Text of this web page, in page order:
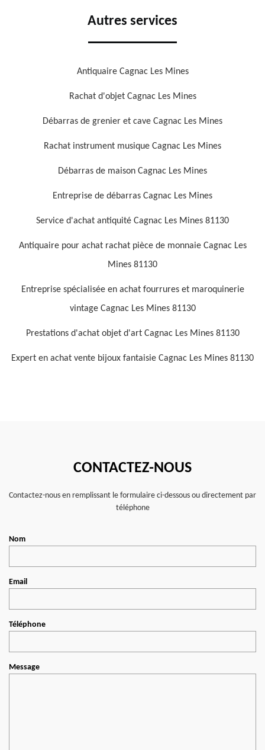
Autres services
Antiquaire Cagnac Les Mines
Rachat d'objet Cagnac Les Mines
Débarras de grenier et cave Cagnac Les Mines
Rachat instrument musique Cagnac Les Mines
Débarras de maison Cagnac Les Mines
Entreprise de débarras Cagnac Les Mines
Service d'achat antiquité Cagnac Les Mines 81130
Antiquaire pour achat rachat pièce de monnaie Cagnac Les
Mines 81130
Entreprise spécialisée en achat fourrures et maroquinerie
vintage Cagnac Les Mines 81130
Prestations d'achat objet d'art Cagnac Les Mines 81130
Expert en achat vente bijoux fantaisie Cagnac Les Mines 81130
CONTACTEZ-NOUS
Contactez-nous en remplissant le formulaire ci-dessous ou directement par
téléphone
Nom
Email
Téléphone
Message